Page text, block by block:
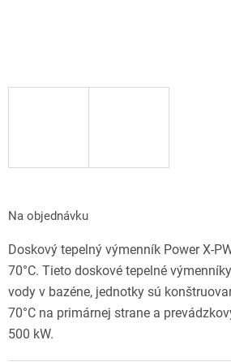
Na objednávku
Doskový tepelný výmenník Power X-
70°C. Tieto doskové tepelné
vody v bazéne, jednotky sú
70°C na primárnej strane a
500 kW.